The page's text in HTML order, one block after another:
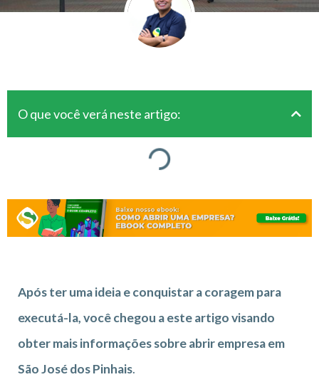
O que você verá neste artigo:
Após ter uma ideia e conquistar a coragem para
executá-la, você chegou a este artigo visando
obter mais informações sobre abrir empresa em
São José dos Pinhais.